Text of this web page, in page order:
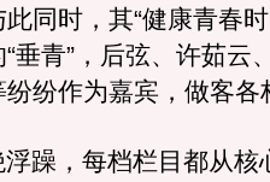
同时，其“健康青春
垂青”，后弦、许茹云
纷作为嘉宾，做客各
躁，每档栏目都从核